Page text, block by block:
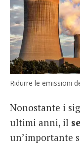
Ridurre le emissioni
Nonostante i
ultimi anni, il
un’importante